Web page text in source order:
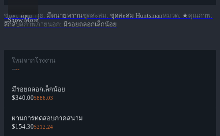
Show More
ชนิด: มีดอาวุธ: มีดนายพรานชุดสะสม : ชุดสะสม Huntsmanหมวด: ★คุณภาพ:
ลึกลับสภาพภายนอก: มีรอยถลอกเล็กน้อย
ใหม่จากโรงงาน
----
มีรอยถลอกเล็กน้อย
$340.00$886.03
ผ่านการทดสอบภาคสนาม
$154.30$212.24